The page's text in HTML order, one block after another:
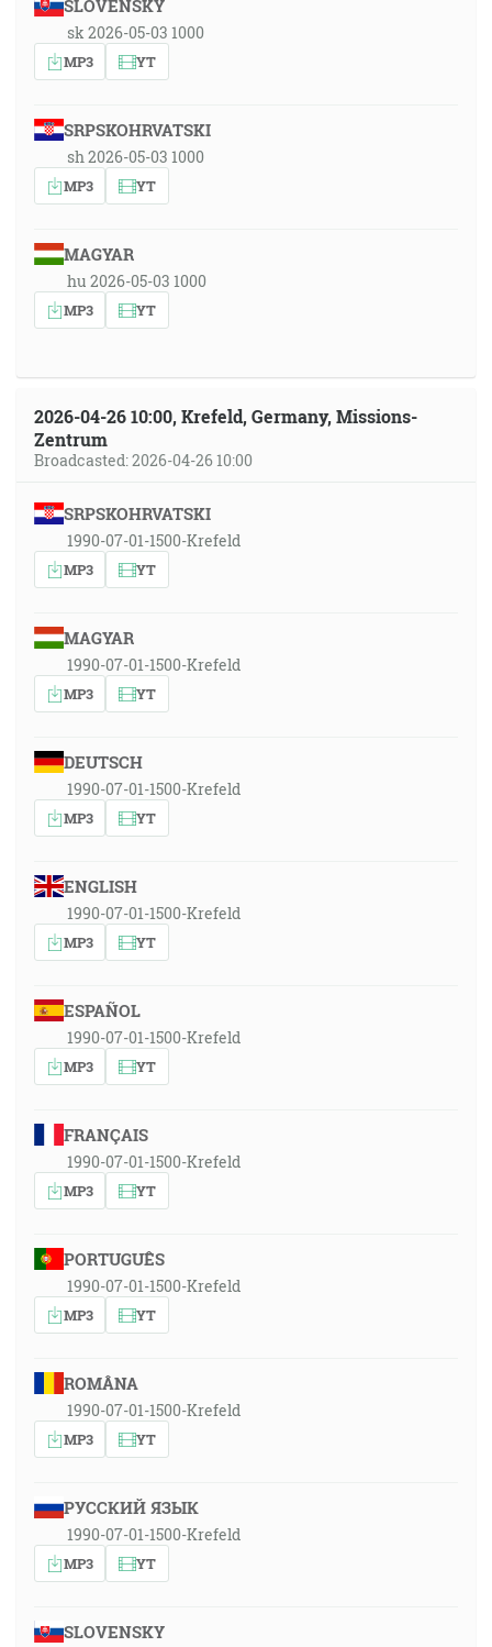
SLOVENSKY
sk 2026-05-03 1000
MP3 YT
SRPSKOHRVATSKI
sh 2026-05-03 1000
MP3 YT
MAGYAR
hu 2026-05-03 1000
MP3 YT
2026-04-26 10:00, Krefeld, Germany, Missions-
Zentrum
Broadcasted: 2026-04-26 10:00
SRPSKOHRVATSKI
1990-07-01-1500-Krefeld
MP3 YT
MAGYAR
1990-07-01-1500-Krefeld
MP3 YT
DEUTSCH
1990-07-01-1500-Krefeld
MP3 YT
ENGLISH
1990-07-01-1500-Krefeld
MP3 YT
ESPAÑOL
1990-07-01-1500-Krefeld
MP3 YT
FRANÇAIS
1990-07-01-1500-Krefeld
MP3 YT
PORTUGUÊS
1990-07-01-1500-Krefeld
MP3 YT
ROMÂNA
1990-07-01-1500-Krefeld
MP3 YT
РУССКИЙ ЯЗЫК
1990-07-01-1500-Krefeld
MP3 YT
SLOVENSKY